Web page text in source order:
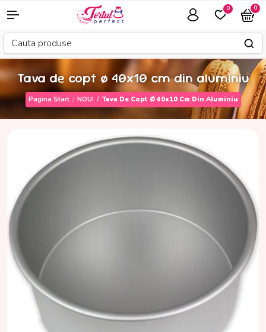
0 0
Tava de copt ø 40x10 cm din aluminiu
Pagina Start NOU! Tava De Copt Ø 40x10 Cm Din Aluminiu